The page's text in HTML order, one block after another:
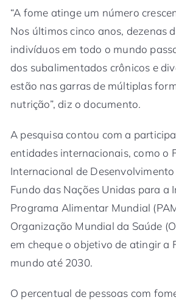
“A fome atinge um número
Nos últimos cinco anos, dezenas
indivíduos em todo o mundo
dos subalimentados crônicos e
estão nas garras de múltiplas
nutrição”, diz o documento.
A pesquisa contou com a
entidades internacionais, como o
Internacional de
Fundo das Nações Unidas para a
Programa Alimentar Mundial
Organização Mundial da Saúde
em cheque o objetivo de atingir a
mundo até 2030.
O percentual de pessoas com